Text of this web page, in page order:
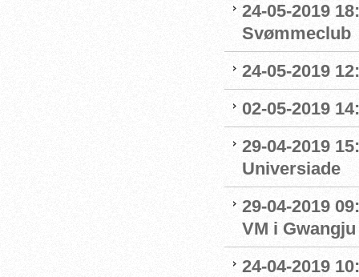
24-05-2019
Svømmeclub
24-05-2019
02-05-2019
29-04-2019
Universiade
29-04-2019
VM i Gwangju
24-04-2019